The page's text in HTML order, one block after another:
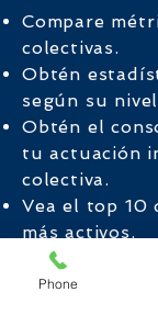
Compare
colectivas.
Obtén
según su
Obtén el
tu actuación
colectiva.
Vea el top 10
más activos.
Descarga
Phone